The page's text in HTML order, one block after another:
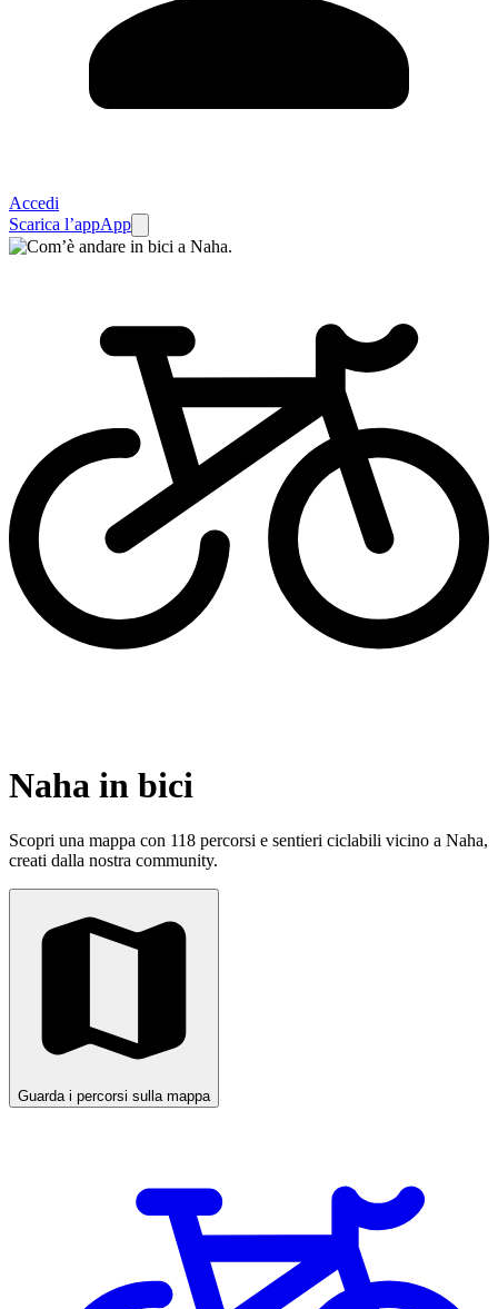
Accedi
Scarica l’appApp
Naha in bici
Scopri una mappa con 118 percorsi e sentieri ciclabili vicino a Naha,
creati dalla nostra community.
Guarda i percorsi sulla mappa